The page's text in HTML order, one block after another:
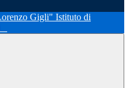
Istituto di